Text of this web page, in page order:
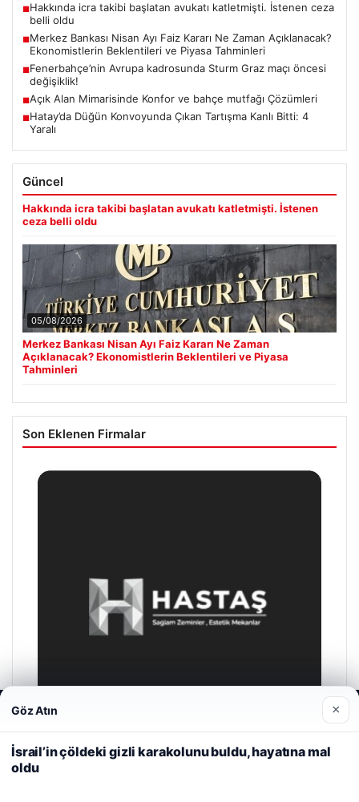
■Hakkında icra takibi başlatan avukatı katletmişti. İstenen ceza
belli oldu
■Merkez Bankası Nisan Ayı Faiz Kararı Ne Zaman Açıklanacak?
Ekonomistlerin Beklentileri ve Piyasa Tahminleri
■Fenerbahçe’nin Avrupa kadrosunda Sturm Graz maçı öncesi
değişiklik!
■Açık Alan Mimarisinde Konfor ve bahçe mutfağı Çözümleri
■Hatay’da Düğün Konvoyunda Çıkan Tartışma Kanlı Bitti: 4
Yaralı
Güncel
Hakkında icra takibi başlatan avukatı katletmişti. İstenen
ceza belli oldu
05/08/2026
Merkez Bankası Nisan Ayı Faiz Kararı Ne Zaman
Açıklanacak? Ekonomistlerin Beklentileri ve Piyasa
Tahminleri
Son Eklenen Firmalar
Web sitemizi nasıl kullandığınızı daha iyi anlayabilmek,
deneyiminizi kişiselleştirmek ve geliştirmek amacıyla çerezler
kullanıyoruz. Çerez Politikamız
Reddet
Göz Atın ×
İsrail’in çöldeki gizli karakolunu buldu, hayatına mal
oldu